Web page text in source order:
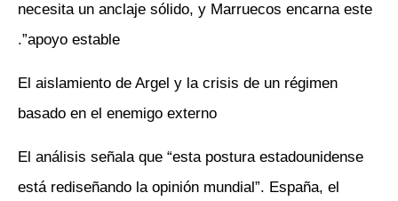
necesita un anclaje sólido, y Marruecos encarna este
apoyo estable”.
El aislamiento de Argel y la crisis de un régimen
basado en el enemigo externo
El análisis señala que “esta postura estadounidense
está rediseñando la opinión mundial”. España, el